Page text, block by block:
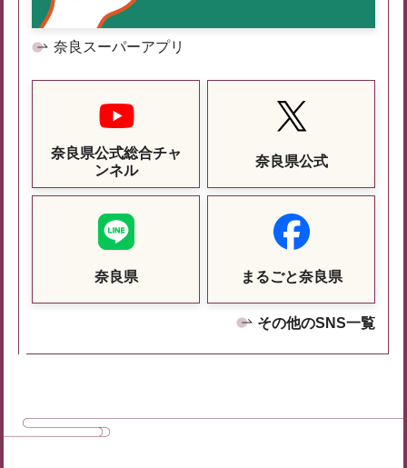
奈良スーパーアプリ
奈良県公式総合チャ
ンネル
奈良県公式
奈良県 まるごと奈良県
その他のSNS一覧